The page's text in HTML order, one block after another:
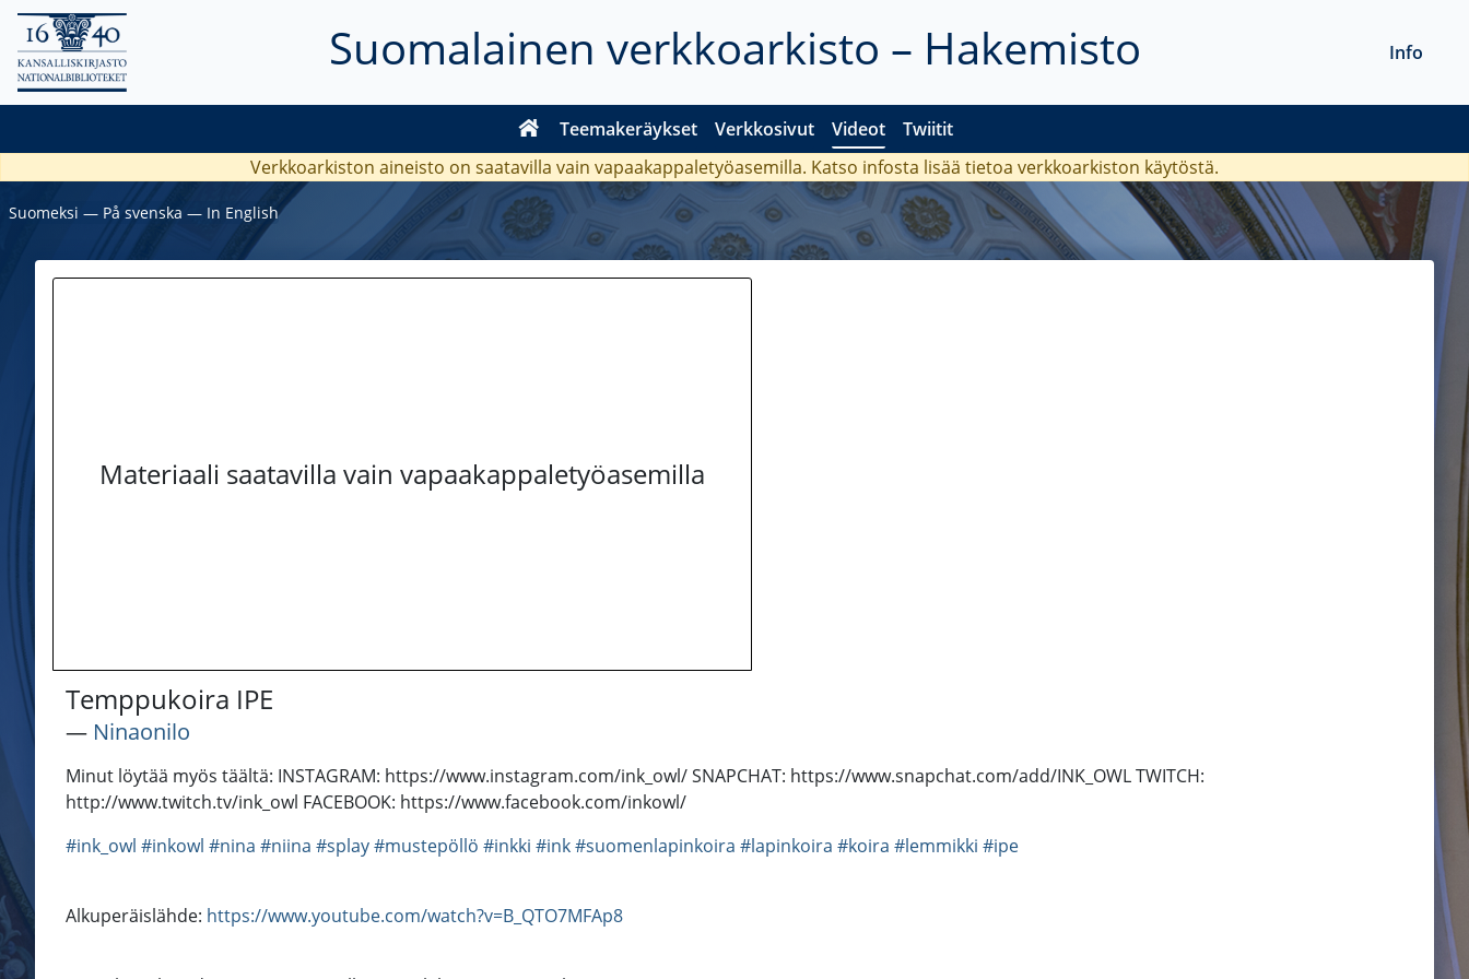
Suomalainen verkkoarkisto – Hakemisto
Teemakeräykset Verkkosivut Videot Twiitit
Info
Verkkoarkiston aineisto on saatavilla vain vapaakappaletyöasemilla. Katso infosta lisää tietoa verkkoarkiston käytöstä.
Suomeksi ― På svenska ― In English
Materiaali saatavilla vain vapaakappaletyöasemilla
Temppukoira IPE
― Ninaonilo
Minut löytää myös täältä: INSTAGRAM: https://www.instagram.com/ink_owl/ SNAPCHAT: https://www.snapchat.com/add/INK_OWL TWITCH:
http://www.twitch.tv/ink_owl FACEBOOK: https://www.facebook.com/inkowl/
#ink_owl #inkowl #nina #niina #splay#mustepöllö #inkki #ink#suomenlapinkoira #lapinkoira #koira #lemmikki #ipe
Alkuperäislähde: https://www.youtube.com/watch?v=B_QTO7MFAp8